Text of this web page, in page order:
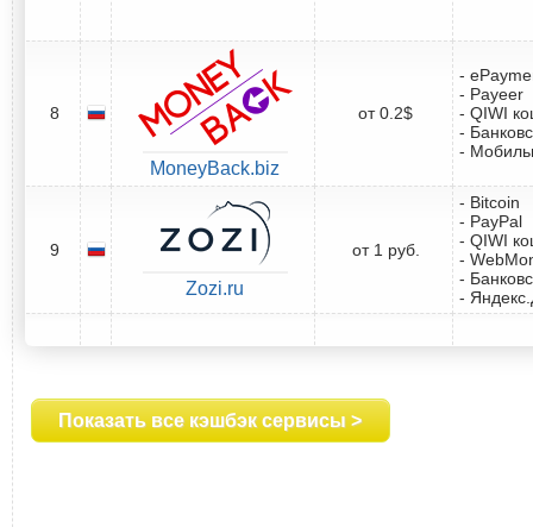
8
MoneyBack.biz
от 0.2$
-
- Payeer
- QIWI
-
-
9
Zozi.ru
от 1 руб.
- Bitcoin
- PayPal
- QIWI
-
-
-
Показать все кэшбэк сервисы >